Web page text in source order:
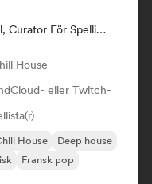
Youtube/Twitch Channel, Curator För Spellistor
House
eller Twitch-
House
Deep house
Fransk pop